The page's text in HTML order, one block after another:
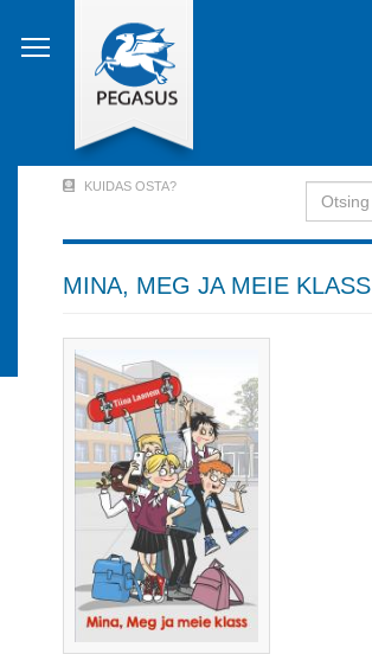
edasi
põhisisu
Account
Menu
out)
KUIDAS OSTA? Otsing
MINA, MEG JA MEIE KLASS